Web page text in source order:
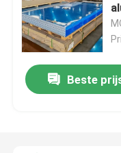
Producten
Videos Beste